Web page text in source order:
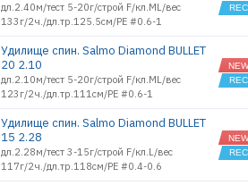
дл.2.40м/тест 5-20г/строй F/кл.ML/вес
133г/2ч./дл.тр.125.5см/PE #0.6-1
Удилище спин. Salmo Diamond BULLET
20 2.10
дл.2.10м/тест 5-20г/строй F/кл.ML/вес
123г/2ч./дл.тр.111см/PE #0.6-1
Удилище спин. Salmo Diamond BULLET
15 2.28
дл.2.28м/тест 3-15г/строй F/кл.L/вес
117г/2ч./дл.тр.118см/PE #0.4-0.6